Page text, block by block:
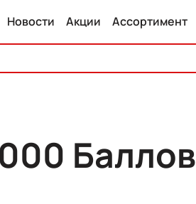
Новости Акции Ассортимент
Баллов